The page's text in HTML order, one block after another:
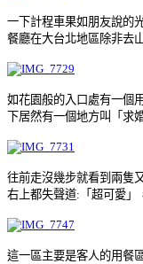
一下計程車果如朋友說的
餐廳在大台北地區除非去
如花園般的入口處有一個
下居然有一個地方叫「求
往前走沒幾步就看到兩隻
右上都失聲道:「超可愛」
這一區主要是客人的用餐